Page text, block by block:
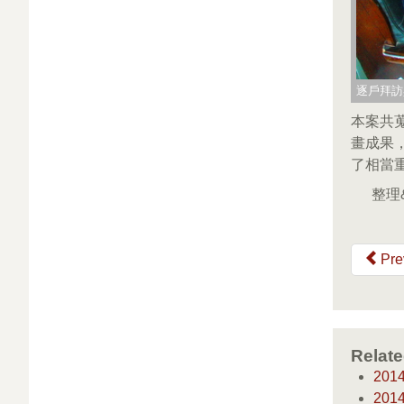
逐戶拜
本案共
畫成果
了相當
整理